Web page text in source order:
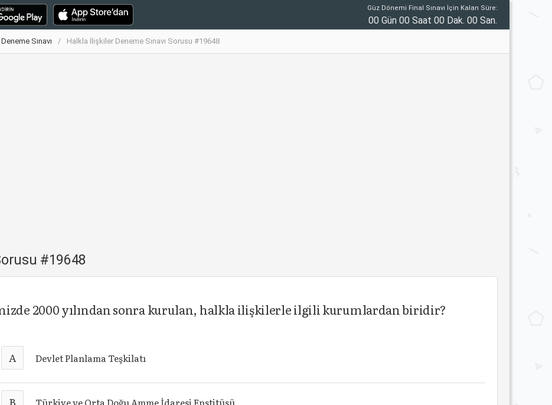
Güz Dönemi Final Sınavı İçin Kalan Süre:
00 Gün 00 Saat 00 Dak. 00 San.
Sınavı Halkla İlişkiler Deneme Sınavı Sorusu #19648
#19648
2000 yılından sonra kurulan, halkla ilişkilerle ilgili kurumlardan biridir?
A Devlet Planlama Teşkilatı
B Türkiye ve Orta Doğu Amme İdaresi Enstitüsü